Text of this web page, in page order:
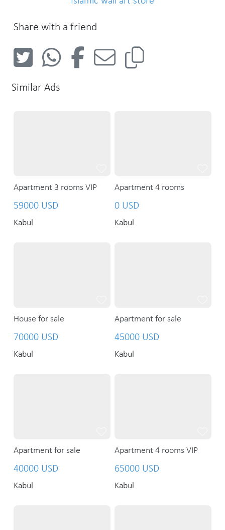
Share with a friend
Similar Ads
Apartment 3 rooms VIP
59000 USD
Kabul
Apartment 4 rooms
0 USD
Kabul
House for sale
70000 USD
Kabul
Apartment for sale
45000 USD
Kabul
Apartment for sale
40000 USD
Kabul
Apartment 4 rooms VIP
65000 USD
Kabul